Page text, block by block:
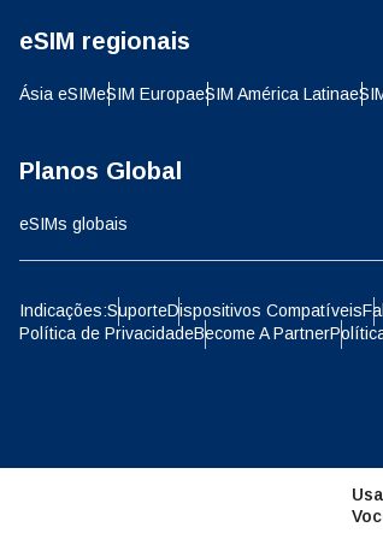
eSIM regionais
Ásia eSIMeSIM EuropaeSIM América Latina
Planos Global
eSIMs globais
Indicações:SuporteDispositivos Compatíveis
Política de PrivacidadeBecome A Partner